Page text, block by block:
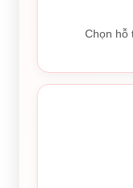
Chọn hỗ